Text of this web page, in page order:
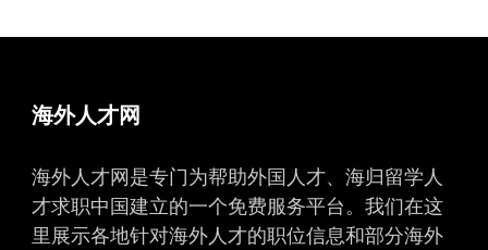
海外人才网
海外人才网是专门为帮助外国人才、海归留学人
才求职中国建立的一个免费服务平台。我们在这
里展示各地针对海外人才的职位信息和部分海外